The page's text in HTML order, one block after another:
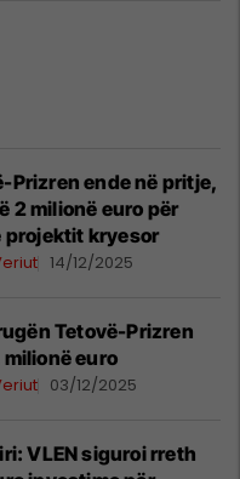
Prizren ende në pritje,
2 milionë euro për
projektit kryesor
14/12/2025
Tetovë-Prizren
euro
03/12/2025
VLEN siguroi rreth